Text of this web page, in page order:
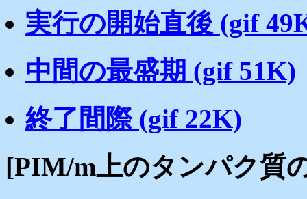
実行の開始直後 (gif
中間の最盛期 (gif 51K)
終了間際 (gif 22K)
[PIM/m上のタンパク質